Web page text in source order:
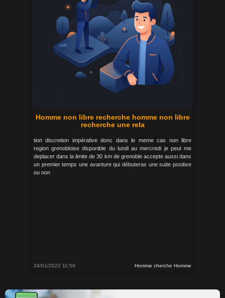
Homme non libre recherche homme non libre
recherche une rela
tion discretion impérative donc dans le meme cas non libre
region grenobloise disponible du lundi au mercredi je peut me
deplacer dans la limite de 30 km de grenoble accepte aussi dans
un premier temps une avanture qui débuteras une suite positive
ou non
24/01/2022 11:59 Homme cherche Homme